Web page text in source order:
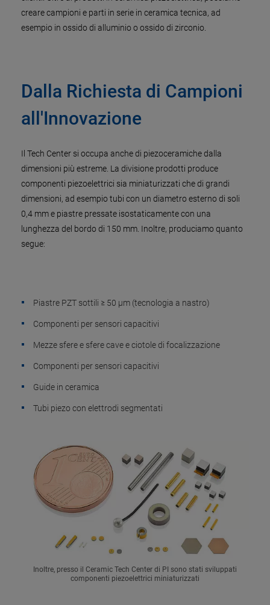
creare campioni e parti in serie in ceramica tecnica, ad
esempio in ossido di alluminio o ossido di zirconio.
Dalla Richiesta di Campioni
all'Innovazione
Il Tech Center si occupa anche di piezoceramiche dalla
dimensioni più estreme. La divisione prodotti produce
componenti piezoelettrici sia miniaturizzati che di grandi
dimensioni, ad esempio tubi con un diametro esterno di soli
0,4 mm e piastre pressate isostaticamente con una
lunghezza del bordo di 150 mm. Inoltre, produciamo quanto
segue:
Piastre PZT sottili ≥ 50 µm (tecnologia a nastro)
Componenti per sensori capacitivi
Mezze sfere e sfere cave e ciotole di focalizzazione
Componenti per sensori capacitivi
Guide in ceramica
Tubi piezo con elettrodi segmentati
Inoltre, presso il Ceramic Tech Center di PI sono stati sviluppati
componenti piezoelettrici miniaturizzati